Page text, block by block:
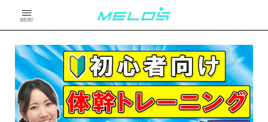
MENU